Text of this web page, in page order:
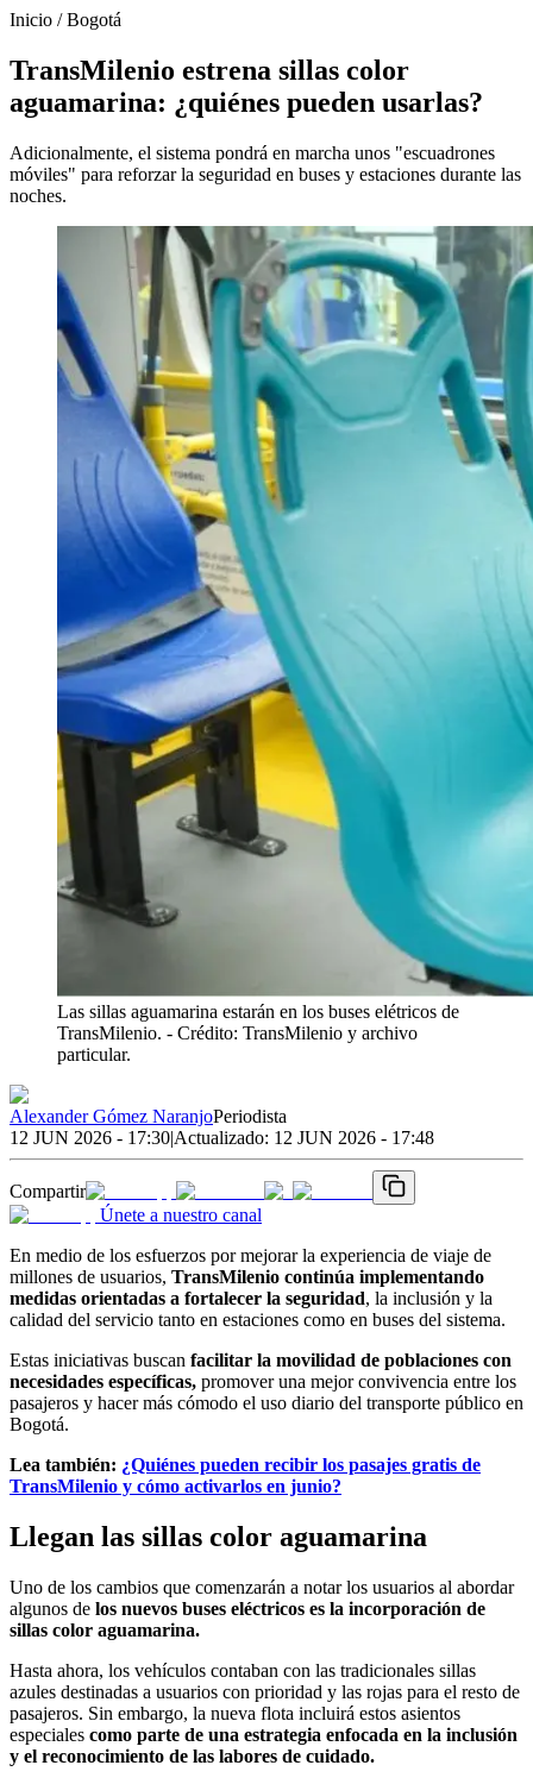
Inicio /Bogotá
TransMilenio estrena sillas color
aguamarina: ¿quiénes pueden usarlas?
Adicionalmente, el sistema pondrá en marcha unos "escuadrones
móviles" para reforzar la seguridad en buses y estaciones durante las
noches.
Las sillas aguamarina estarán en los buses elétricos de
TransMilenio. - Crédito: TransMilenio y archivo
particular.
Alexander Gómez NaranjoPeriodista
12 JUN 2026 - 17:30|Actualizado: 12 JUN 2026 - 17:48
Compartir
Únete a nuestro canal
En medio de los esfuerzos por mejorar la experiencia de viaje de
millones de usuarios, TransMilenio continúa implementando
medidas orientadas a fortalecer la seguridad, la inclusión y la
calidad del servicio tanto en estaciones como en buses del sistema.
Estas iniciativas buscan facilitar la movilidad de poblaciones con
necesidades específicas, promover una mejor convivencia entre los
pasajeros y hacer más cómodo el uso diario del transporte público en
Bogotá.
Lea también: ¿Quiénes pueden recibir los pasajes gratis de
TransMilenio y cómo activarlos en junio?
Llegan las sillas color aguamarina
Uno de los cambios que comenzarán a notar los usuarios al abordar
algunos de los nuevos buses eléctricos es la incorporación de
sillas color aguamarina.
Hasta ahora, los vehículos contaban con las tradicionales sillas
azules destinadas a usuarios con prioridad y las rojas para el resto de
pasajeros. Sin embargo, la nueva flota incluirá estos asientos
especiales como parte de una estrategia enfocada en la inclusión
y el reconocimiento de las labores de cuidado.